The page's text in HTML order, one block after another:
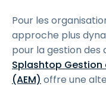
Pour les
approche plus
pour la gestion
Splashtop
(AEM) offre une